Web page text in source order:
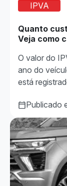
IPVA
Quanto
Veja como
O valor do
ano do
está
Publicado